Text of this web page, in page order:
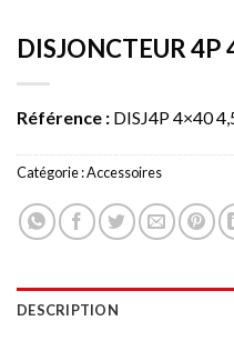
DISJONCTEUR 4P
Référence : DISJ4P 4×40
Catégorie :Accessoires
DESCRIPTION